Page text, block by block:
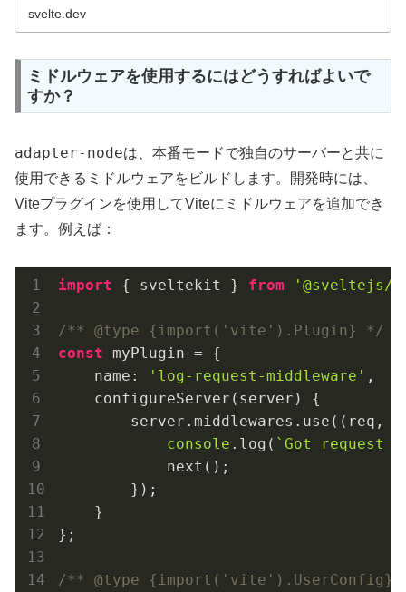
svelte.dev
ミドルウェアを使用するにはどうすればよいで
すか？
adapter-nodeは、本番モードで独自のサーバーと共に
使用できるミドルウェアをビルドします。開発時には、
Viteプラグインを使用してViteにミドルウェアを追加でき
ます。例えば：
import { sveltekit } from
/** @type {import('vite').Plugin} */
const myPlugin = {
    name:
'log-request-middleware' ,
    configureServer(server) {
        server.middlewares.use(
( req,
console .log( `Got request
            next();
        });
    }
};
/** @type {import('vite').UserConfig}